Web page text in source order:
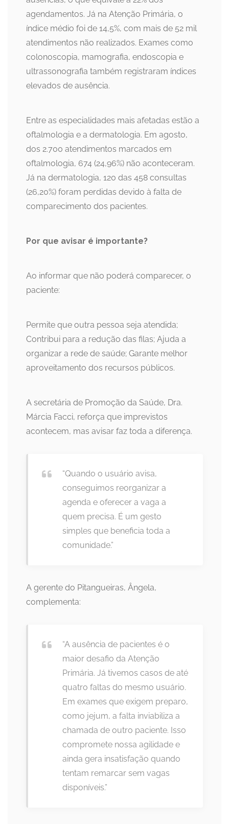
agendamentos. Já na Atenção Primária, o
índice médio foi de 14,5%, com mais de 52 mil
atendimentos não realizados. Exames como
colonoscopia, mamografia, endoscopia e
ultrassonografia também registraram índices
elevados de ausência.
Entre as especialidades mais afetadas estão a
oftalmologia e a dermatologia. Em agosto,
dos 2.700 atendimentos marcados em
oftalmologia, 674 (24,96%) não aconteceram.
Já na dermatologia, 120 das 458 consultas
(26,20%) foram perdidas devido à falta de
comparecimento dos pacientes.
Por que avisar é importante?
Ao informar que não poderá comparecer, o
paciente:
Permite que outra pessoa seja atendida;
Contribui para a redução das filas; Ajuda a
organizar a rede de saúde; Garante melhor
aproveitamento dos recursos públicos.
A secretária de Promoção da Saúde, Dra.
Márcia Facci, reforça que imprevistos
acontecem, mas avisar faz toda a diferença.
“Quando o usuário avisa,
conseguimos reorganizar a
agenda e oferecer a vaga a
quem precisa. É um gesto
simples que beneficia toda a
comunidade.”
A gerente do Pitangueiras, Ângela,
complementa:
“A ausência de pacientes é o
maior desafio da Atenção
Primária. Já tivemos casos de até
quatro faltas do mesmo usuário.
Em exames que exigem preparo,
como jejum, a falta inviabiliza a
chamada de outro paciente. Isso
compromete nossa agilidade e
ainda gera insatisfação quando
tentam remarcar sem vagas
disponíveis.”